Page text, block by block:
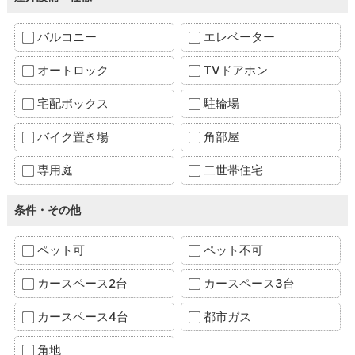
バルコニー エレベーター
オートロック TVドアホン
宅配ボックス 駐輪場
バイク置き場 角部屋
専用庭 二世帯住宅
条件・その他
ペット可 ペット不可
カースペース2台 カースペース3台
カースペース4台 都市ガス
角地